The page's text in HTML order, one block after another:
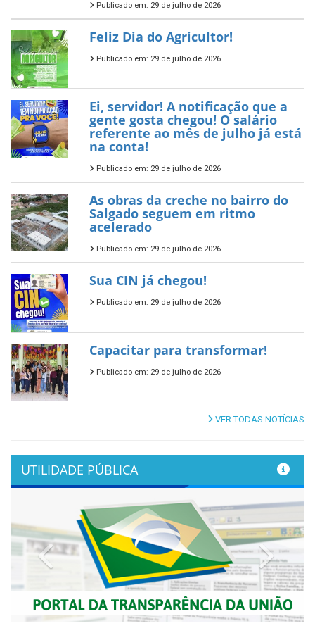
Publicado em: 29 de julho de 2026
Feliz Dia do Agricultor!
Publicado em: 29 de julho de 2026
Ei, servidor! A notificação que a
gente gosta chegou! O salário
referente ao mês de julho já está
na conta!
Publicado em: 29 de julho de 2026
As obras da creche no bairro do
Salgado seguem em ritmo
acelerado
Publicado em: 29 de julho de 2026
Sua CIN já chegou!
Publicado em: 29 de julho de 2026
Capacitar para transformar!
Publicado em: 29 de julho de 2026
VER TODAS NOTÍCIAS
UTILIDADE PÚBLICA
Previous Next